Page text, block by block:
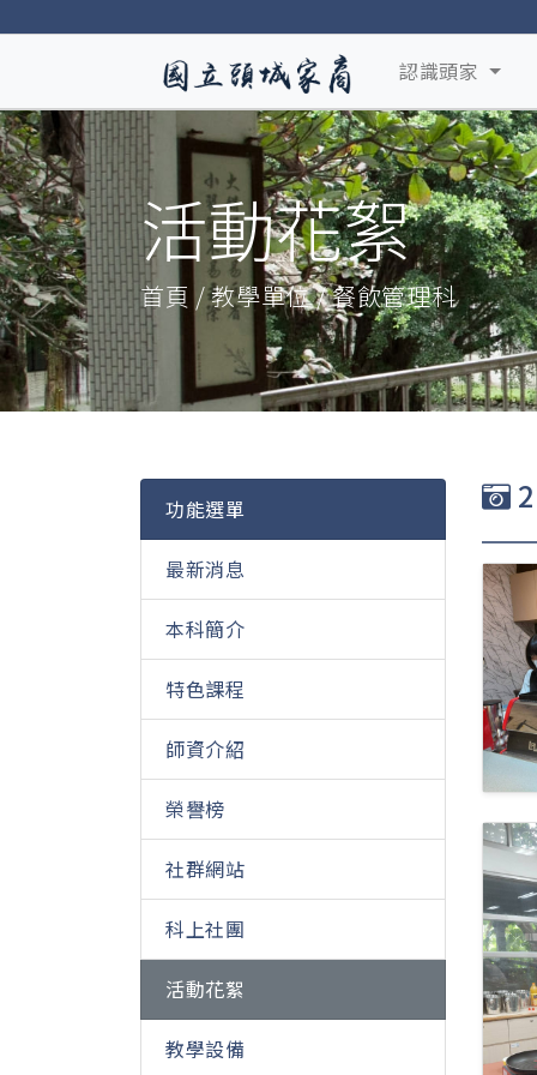
認識頭家
活動花絮
首頁 / 教學單位 / 餐飲管理科
功能選單
最新消息
本科簡介
特色課程
師資介紹
榮譽榜
社群網站
科上社團
活動花絮
教學設備